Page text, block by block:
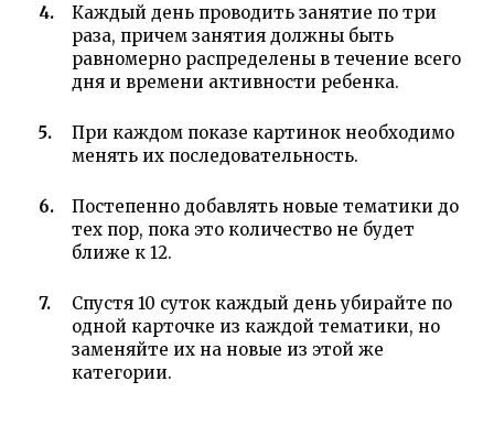
Каждый день проводить занятие по три
раза, причем занятия должны быть
равномерно распределены в течение всего
дня и времени активности ребенка.
При каждом показе картинок необходимо
менять их последовательность.
Постепенно добавлять новые тематики до
тех пор, пока это количество не будет
ближе к 12.
Спустя 10 суток каждый день убирайте по
одной карточке из каждой тематики, но
заменяйте их на новые из этой же
категории.